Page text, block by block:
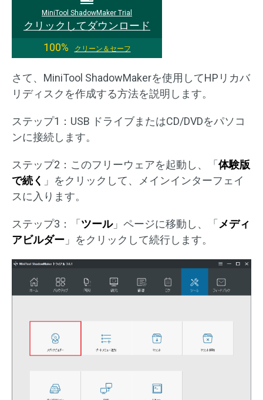
MiniTool ShadowMaker Trial
クリックしてダウンロード
100%
クリーン＆セーフ
さて、MiniTool ShadowMakerを使用してHPリカバ
リディスクを作成する方法を説明します。
ステップ1：USB ドライブまたはCD/DVDをパソコ
ンに接続します。
ステップ2：このフリーウェアを起動し、「体験版
で続く 」をクリックして、メインインターフェイ
スに入ります。
ステップ3：「ツール」ページに移動し、「メディ
アビルダー 」をクリックして続行します。